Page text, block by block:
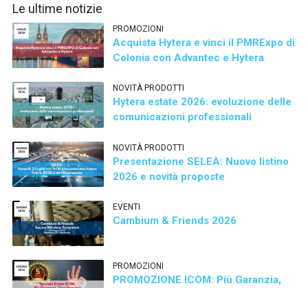
Le ultime notizie
PROMOZIONI
Acquista Hytera e vinci il PMRExpo di
Colonia con Advantec e Hytera
NOVITÀ PRODOTTI
Hytera estate 2026: evoluzione delle
comunicazioni professionali
NOVITÀ PRODOTTI
Presentazione SELEA: Nuovo listino
2026 e novità proposte
EVENTI
Cambium & Friends 2026
PROMOZIONI
PROMOZIONE ICOM: Più Garanzia,